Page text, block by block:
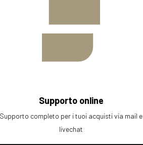
Supporto online
Supporto completo per i tuoi acquisti via mail e
livechat